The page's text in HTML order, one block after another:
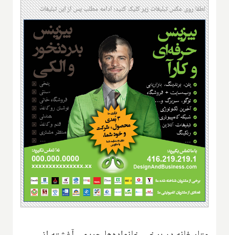
لطفا روی عکس تبلیغات زیر کلیک کنید؛ ادامه مطلب پس از این تبلیغات